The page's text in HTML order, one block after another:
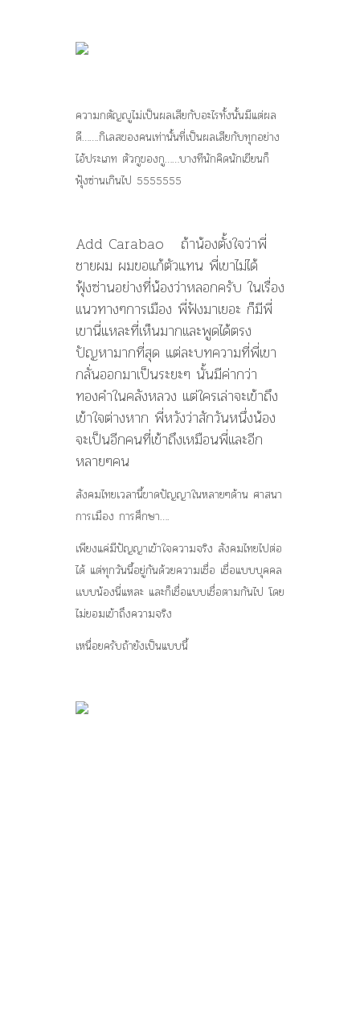
ความกตัญญูไม่เป็นผลเสียกับอะไรทั้งนั้นมีแต่ผล
ดี…….กิเลสของคนเท่านั้นที่เป็นผลเสียกับทุกอย่าง
ไอ้ประเภท ตัวกูของกู……บางทีนักคิดนักเขียนก็
ฟุ้งซ่านเกินไป 5555555
Add Carabao ถ้าน้องตั้งใจว่าพี่
ชายผม ผมขอแก้ตัวแทน พี่เขาไม่ได้
ฟุ้งซ่านอย่างที่น้องว่าหลอกครับ ในเรื่อง
เเนวทางๆการเมือง พี่ฟังมาเยอะ ก็มีพี่
เขานี่แหละที่เห็นมากเเละพูดได้ตรง
ปัญหามากที่สุด แต่ละบทความที่พี่เขา
กลั่นออกมาเป็นระยะๆ นั้นมีค่ากว่า
ทองคำในคลังหลวง แต่ใครเล่าจะเข้าถึง
เข้าใจต่างหาก พี่หวังว่าสักวันหนึ่งน้อง
จะเป็นอีกคนที่เข้าถึงเหมือนพี่เเละอีก
หลายๆคน
สังคมไทยเวลานี้ขาดปัญญาในหลายๆด้าน ศาสนา
การเมือง การศึกษา….
เพียงแค่มีปัญญาเข้าใจความจริง สังคมไทยไปต่อ
ได้ แต่ทุกวันนี้อยู่กันด้วยความเชื่อ เชื่อแบบบุคคล
เเบบน้องนี่แหละ และก็เชื่อแบบเชื่อตามกันไป โดย
ไม่ยอมเข้าถึงความจริง
เหนื่อยครับถ้ายังเป็นแบบนี้